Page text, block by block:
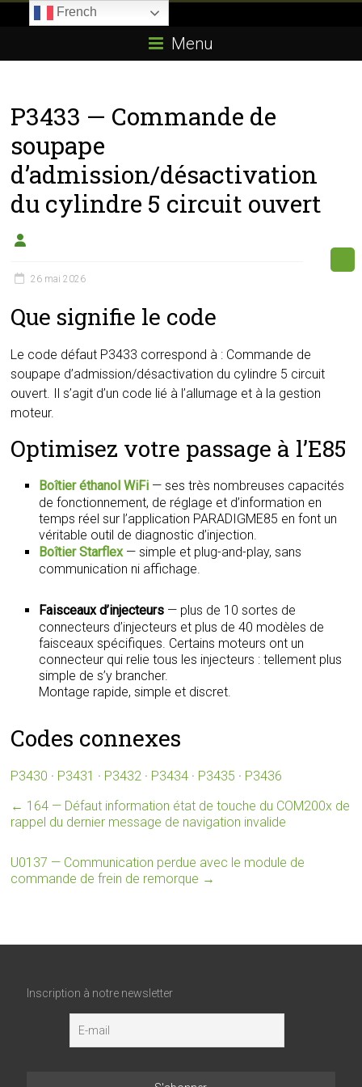
E85.com
passion
boîtier
éthanol
Menu
P3433 — Commande de
soupape
d’admission/désactivation
du cylindre 5 circuit ouvert
26 mai 2026
Que signifie le code
Le code défaut P3433 correspond à : Commande de
soupape d’admission/désactivation du cylindre 5 circuit
ouvert. Il s’agit d’un code lié à l’allumage et à la gestion
moteur.
Optimisez votre passage à l’E85
Boîtier éthanol WiFi — ses très nombreuses capacités
de fonctionnement, de réglage et d’information en
temps réel sur l’application PARADIGME85 en font un
véritable outil de diagnostic d’injection.
Boîtier Starflex— simple et plug-and-play, sans
communication ni affichage.
Faisceaux d’injecteurs — plus de 10 sortes de
connecteurs d’injecteurs et plus de 40 modèles de
faisceaux spécifiques. Certains moteurs ont un
connecteur qui relie tous les injecteurs : tellement plus
simple de s’y brancher.
Montage rapide, simple et discret.
Codes connexes
P3430 · P3431 · P3432 · P3434 · P3435 · P3436
← 164 — Défaut information état de touche du COM200x de
rappel du dernier message de navigation invalide
U0137 — Communication perdue avec le module de
commande de frein de remorque →
Inscription à notre newsletter
French